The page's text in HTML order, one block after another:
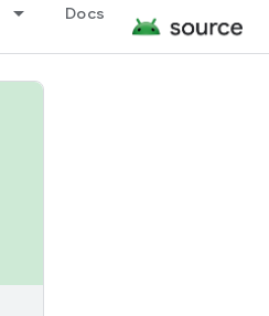
Docs